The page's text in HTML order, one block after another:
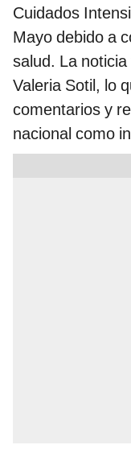
Cuidados
Mayo debido a
salud. La
Valeria Sotil, lo
comentarios y
nacional como